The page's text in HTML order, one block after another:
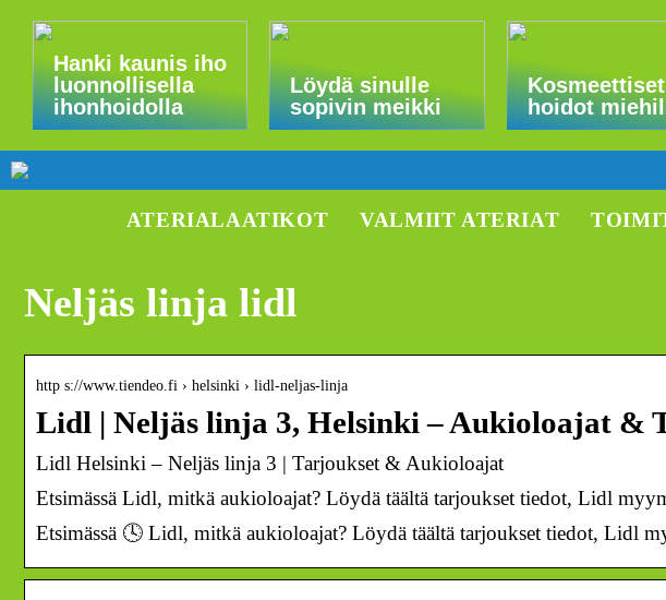
Hanki kaunis iho
luonnollisella
ihonhoidolla
Löydä sinulle
sopivin meikki
Kosmeettiset
hoidot
ATERIALAATIKOT VALMIIT ATERIAT
Neljäs linja lidl
http s://www.tiendeo.fi › helsinki › lidl-neljas-linja
Lidl | Neljäs linja 3, Helsinki – Aukioloajat &
Lidl Helsinki – Neljäs linja 3 | Tarjoukset & Aukioloajat
Etsimässä Lidl, mitkä aukioloajat? Löydä täältä tarjoukset tiedot, Lidl
Etsimässä 🕓 Lidl, mitkä aukioloajat? Löydä täältä tarjoukset tiedot, Lidl